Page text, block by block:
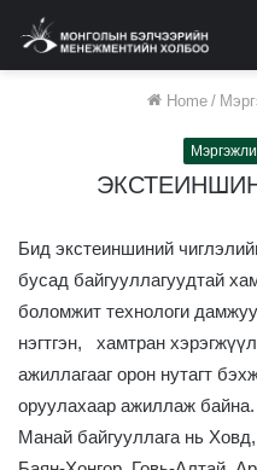
Home /
Бид экстеиншиний
бусад байгууллагуудтай
боломжит технологи
нэгтгэн, хамтран
ажиллагааг орон нутагт
оруулахаар ажиллаж байна.
Манай байгууллага нь